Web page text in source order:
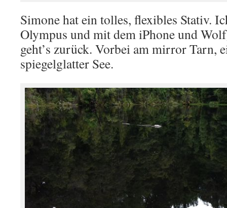
Simone hat ein tolles, flexibles Stativ.
Olympus und mit dem iPhone und
geht’s zurück. Vorbei am mirror Tarn,
spiegelglatter See.